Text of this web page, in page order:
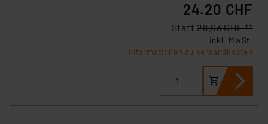
24.20 CHF
Statt28.03 CHF **
inkl. MwSt.
Informationen zu Versandkosten